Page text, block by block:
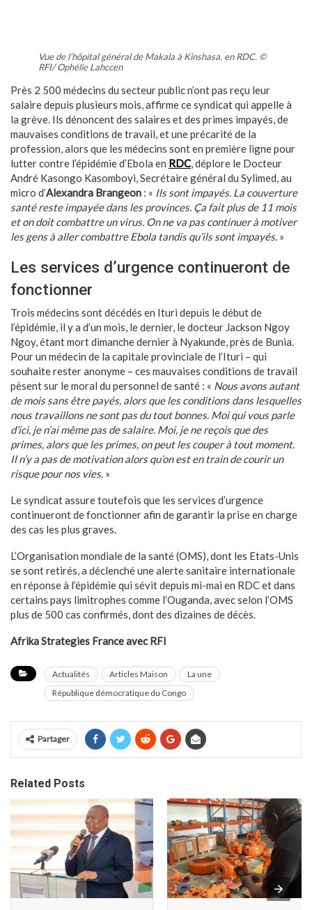
Vue de l’hôpital général de Makala à Kinshasa, en RDC. ©
RFI/ Ophélie Lahccen
Près 2 500 médecins du secteur public n’ont pas reçu leur
salaire depuis plusieurs mois, affirme ce syndicat qui appelle à
la grève. Ils dénoncent des salaires et des primes impayés, de
mauvaises conditions de travail, et une précarité de la
profession, alors que les médecins sont en première ligne pour
lutter contre l’épidémie d’Ebola en RDC, déplore le Docteur
André Kasongo Kasomboyi, Secrétaire général du Sylimed, au
micro d’Alexandra Brangeon : « Ils sont impayés. La couverture
santé reste impayée dans les provinces. Ça fait plus de 11 mois
et on doit combattre un virus. On ne va pas continuer à motiver
les gens à aller combattre Ebola tandis qu’ils sont impayés. »
Les services d’urgence continueront de
fonctionner
Trois médecins sont décédés en Ituri depuis le début de
l’épidémie, il y a d’un mois, le dernier, le docteur Jackson Ngoy
Ngoy, étant mort dimanche dernier à Nyakunde, près de Bunia.
Pour un médecin de la capitale provinciale de l’Ituri – qui
souhaite rester anonyme – ces mauvaises conditions de travail
pèsent sur le moral du personnel de santé : « Nous avons autant
de mois sans être payés, alors que les conditions dans lesquelles
nous travaillons ne sont pas du tout bonnes. Moi qui vous parle
d’ici, je n’ai même pas de salaire. Moi, je ne reçois que des
primes, alors que les primes, on peut les couper à tout moment.
Il n’y a pas de motivation alors qu’on est en train de courir un
risque pour nos vies. »
Le syndicat assure toutefois que les services d’urgence
continueront de fonctionner afin de garantir la prise en charge
des cas les plus graves.
L’Organisation mondiale de la santé (OMS), dont les Etats-Unis
se sont retirés, a déclenché une alerte sanitaire internationale
en réponse à l’épidémie qui sévit depuis mi-mai en RDC et dans
certains pays limitrophes comme l’Ouganda, avec selon l’OMS
plus de 500 cas confirmés, dont des dizaines de décès.
Afrika Strategies France avec RFI
Actualités Articles Maison
La une
République démocratique du Congo
Partager
Related Posts